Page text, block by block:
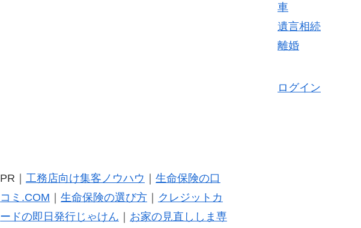
車
遺言相続
離婚
ログイン
PR｜ 工務店向け集客ノウハウ
生命保険の口
コミ.COM
生命保険の選び方｜
クレジットカ
ードの即日発行じゃけん
お家の見直ししま専